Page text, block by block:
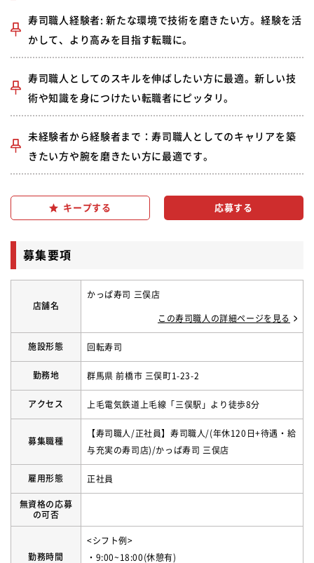
寿司職人経験者: 新たな環境で技術を磨きたい方。経験を活
かして、より高みを目指す転職に。
寿司職人としてのスキルを伸ばしたい方に最適。新しい技
術や知識を身につけたい転職者にピッタリ。
未経験者から経験者まで：寿司職人としてのキャリアを築
きたい方や腕を磨きたい方に最適です。
キープする
募集要項
店舗名
かっぱ寿司 三俣店
この寿司職人の詳細ページを見る
施設形態 回転寿司
勤務地 群馬県 前橋市 三俣町1-23-2
アクセス 上毛電気鉄道上毛線「三俣駅」より徒歩8分
募集職種
【寿司職人/正社員】寿司職人/(年休120日+待遇・給
与充実の寿司店)/かっぱ寿司 三俣店
雇用形態 正社員
無資格の応募
の可否
勤務時間
<シフト例>
・9:00~18:00(休憩有)